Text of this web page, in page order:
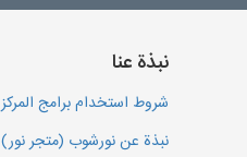
نبذة عنا
شروط استخدام برامج المركز
نبذة عن نورشوب (متجر نور)